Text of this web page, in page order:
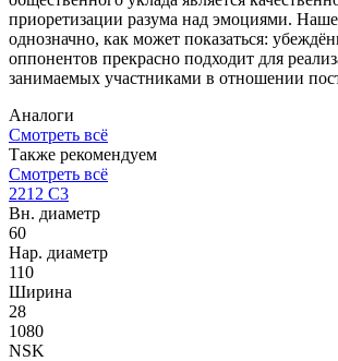
приоретизации разума над эмоциями. Наше
однозначно, как может показаться:
оппонентов прекрасно подходит для
занимаемых участниками в отношении
Аналоги
Смотреть всё
Также рекомендуем
Смотреть всё
2212 C3
Вн. диаметр
60
Нар. диаметр
110
Ширина
28
1080
NSK